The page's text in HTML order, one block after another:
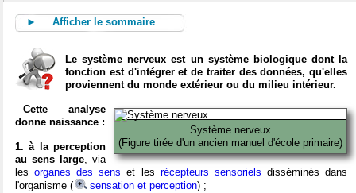
► Afficher le sommaire
Le système nerveux est un système biologique dont la
fonction est d'intégrer et de traiter des données, qu'elles
proviennent du monde extérieur ou du milieu intérieur.
Système nerveux
(Figure tirée d'un ancien manuel d'école primaire)
Cette analyse
donne naissance :
1. à la perception
au sens large, via
lesorganes des sens et les récepteurs sensoriels disséminés dans
l'organisme (
sensation et perception) ;